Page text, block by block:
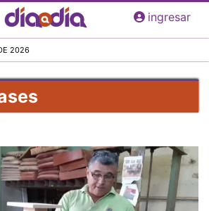
Pasar
al
principal
ingresar
2026